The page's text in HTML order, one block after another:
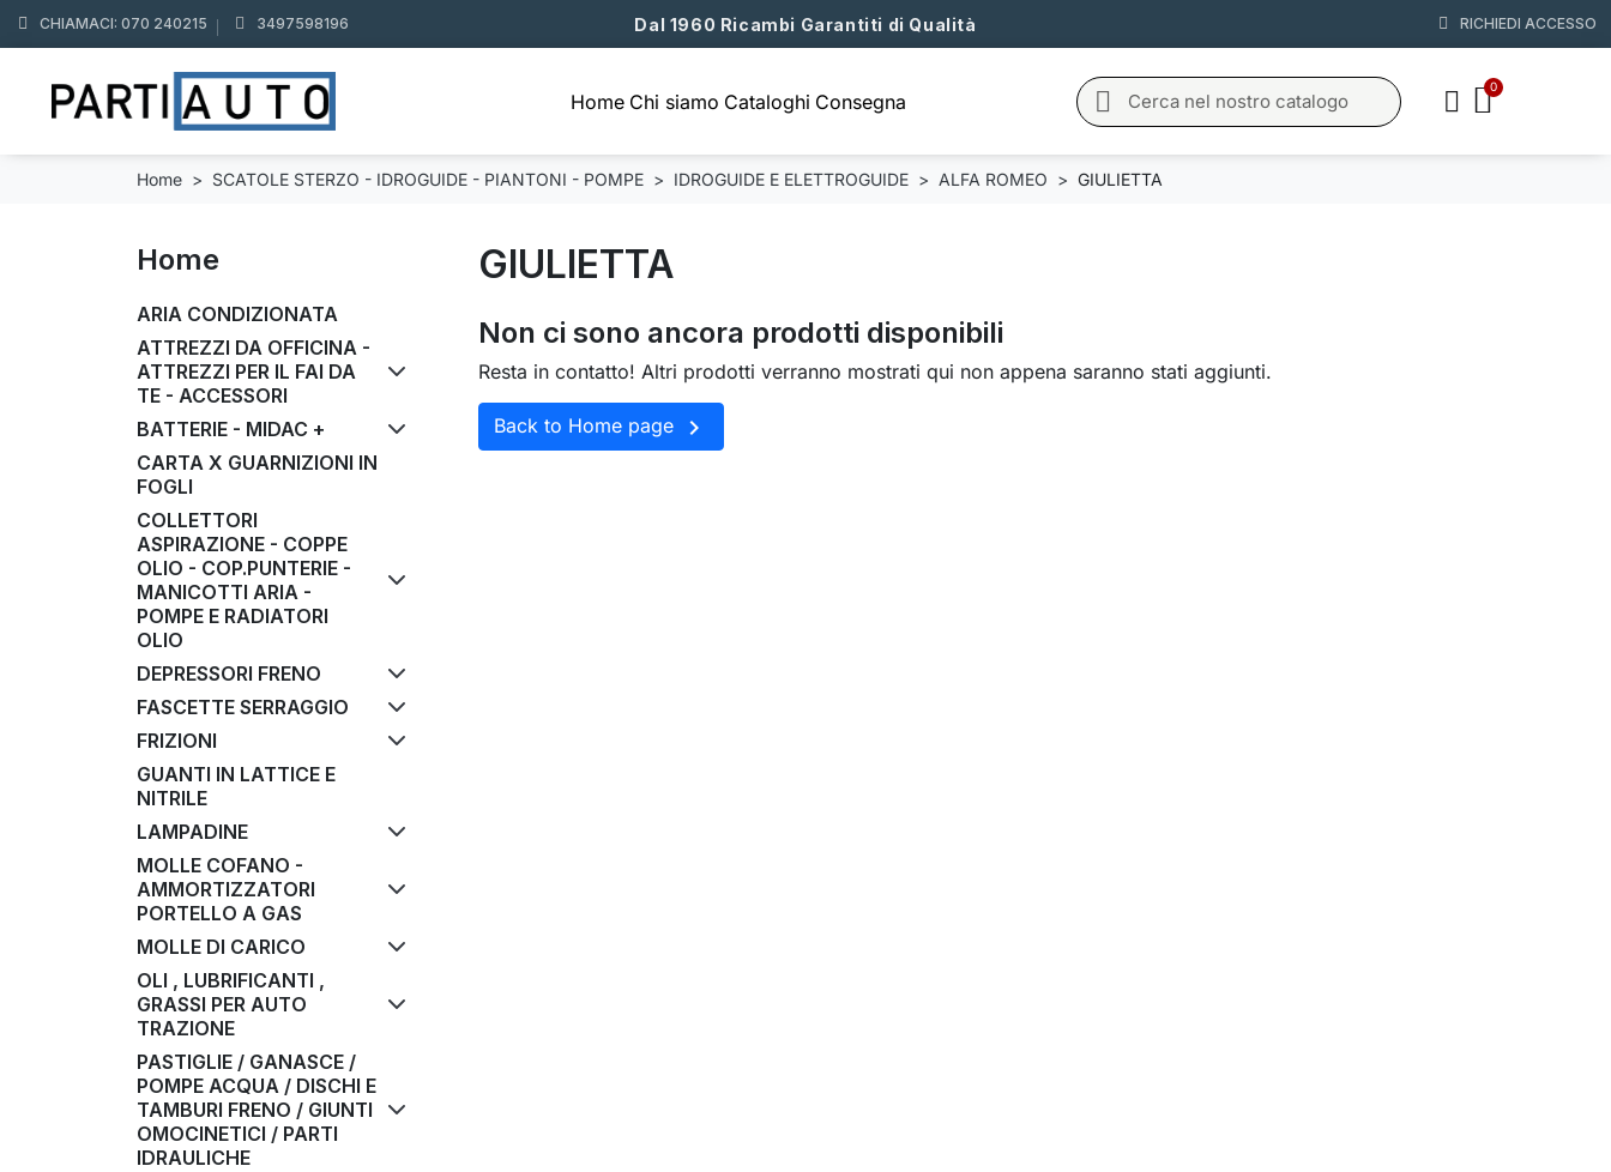
CHIAMACI: 070 240215 3497598196 Dal 1960 Ricambi Garantiti di Qualità RICHIEDI ACCESSO
Home Chi siamo Cataloghi Consegna
Home SCATOLE STERZO - IDROGUIDE - PIANTONI - POMPE IDROGUIDE E ELETTROGUIDE ALFA ROMEO GIULIETTA
Home
ARIA CONDIZIONATA
ATTREZZI DA OFFICINA -
ATTREZZI PER IL FAI DA
TE - ACCESSORI
BATTERIE - MIDAC +
CARTA X GUARNIZIONI IN
FOGLI
COLLETTORI
ASPIRAZIONE - COPPE
OLIO - COP.PUNTERIE -
MANICOTTI ARIA -
POMPE E RADIATORI
OLIO
DEPRESSORI FRENO
FASCETTE SERRAGGIO
FRIZIONI
GUANTI IN LATTICE E
NITRILE
LAMPADINE
MOLLE COFANO -
AMMORTIZZATORI
PORTELLO A GAS
MOLLE DI CARICO
OLI , LUBRIFICANTI ,
GRASSI PER AUTO
TRAZIONE
PASTIGLIE / GANASCE /
POMPE ACQUA / DISCHI E
TAMBURI FRENO / GIUNTI
OMOCINETICI / PARTI
IDRAULICHE
GIULIETTA
Non ci sono ancora prodotti disponibili
Resta in contatto! Altri prodotti verranno mostrati qui non appena saranno stati aggiunti.
Back to Home page 